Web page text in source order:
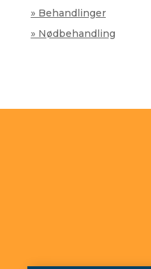
» Behandlinger
» Nødbehandling